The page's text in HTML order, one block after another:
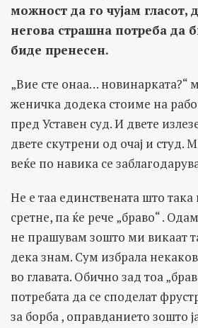
можност да го чујам гласот,
негова страшна потреба да
биде пренесен.
„Вие сте онаа… новинарката?“
женичка додека стоиме на
пред Уставен суд. И двете
двете скутрени од очај и студ.
веќе по навика се
Не е таа единствената што
сретне, па ќе рече „браво“ .
не прашувам зошто ми викаат
дека знам. Сум избрала
во главата. Обично зад тоа
потребата да се споделат
за борба , оправданието зошто